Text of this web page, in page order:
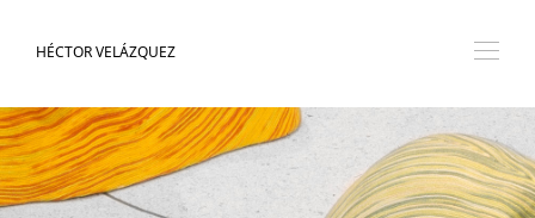
HÉCTOR VELÁZQUEZ